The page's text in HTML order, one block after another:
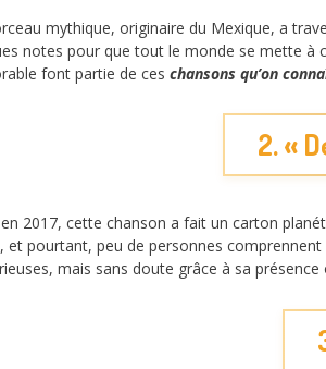
mythique, originaire du Mexique, a
notes pour que tout le monde se mette à
font partie de ces chansons qu’on
2. «
2017, cette chanson a fait un carton
et pourtant, peu de personnes
mais sans doute grâce à sa